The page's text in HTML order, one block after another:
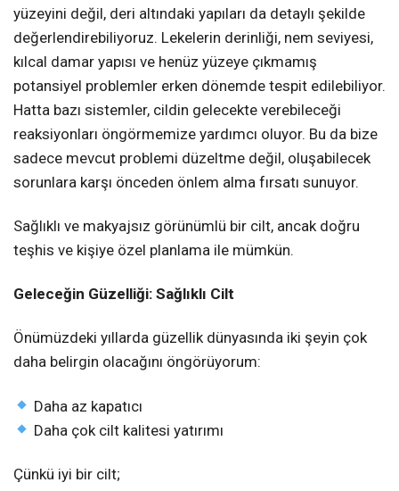
yüzeyini değil, deri altındaki yapıları da detaylı şekilde
değerlendirebiliyoruz. Lekelerin derinliği, nem seviyesi,
kılcal damar yapısı ve henüz yüzeye çıkmamış
potansiyel problemler erken dönemde tespit edilebiliyor.
Hatta bazı sistemler, cildin gelecekte verebileceği
reaksiyonları öngörmemize yardımcı oluyor. Bu da bize
sadece mevcut problemi düzeltme değil, oluşabilecek
sorunlara karşı önceden önlem alma fırsatı sunuyor.
Sağlıklı ve makyajsız görünümlü bir cilt, ancak doğru
teşhis ve kişiye özel planlama ile mümkün.
Geleceğin Güzelliği: Sağlıklı Cilt
Önümüzdeki yıllarda güzellik dünyasında iki şeyin çok
daha belirgin olacağını öngörüyorum:
Daha az kapatıcı
Daha çok cilt kalitesi yatırımı
Çünkü iyi bir cilt;